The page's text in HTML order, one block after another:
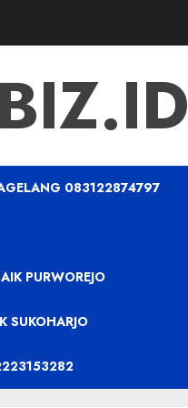
083122874797
PURWOREJO
SUKOHARJO